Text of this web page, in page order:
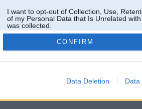
I want to opt-out of Collection, Use,
of my Personal Data that Is Unrelated
was collected.
Opted Out
CONFIRM
Data Deletion Data
nav auto klubs un nav saistīts ar